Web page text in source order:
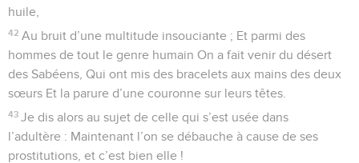
huile,
42 Au bruit d’une multitude insouciante ; Et parmi des
hommes de tout le genre humain On a fait venir du désert
des Sabéens, Qui ont mis des bracelets aux mains des deux
sœurs Et la parure d’une couronne sur leurs têtes.
43 Je dis alors au sujet de celle qui s’est usée dans
l’adultère : Maintenant l’on se débauche à cause de ses
prostitutions, et c’est bien elle !